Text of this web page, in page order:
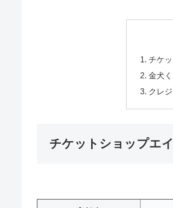
チケ
金犬
クレ
チケットショップエ